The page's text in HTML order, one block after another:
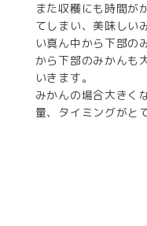
また収穫にも時間が
てしまい、美味しい
い真ん中から下部の
から下部のみかんも
いきます。
みかんの場合大きく
量、タイミングがと